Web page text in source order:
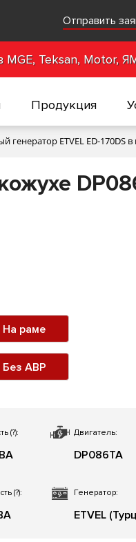
Отправить
Teksan, Motor,
Продукция
генератор ETVEL ED-170DS
На раме
Без АВР
(?): Двигатель:
DP086TA
(?): Генератор:
ETVEL